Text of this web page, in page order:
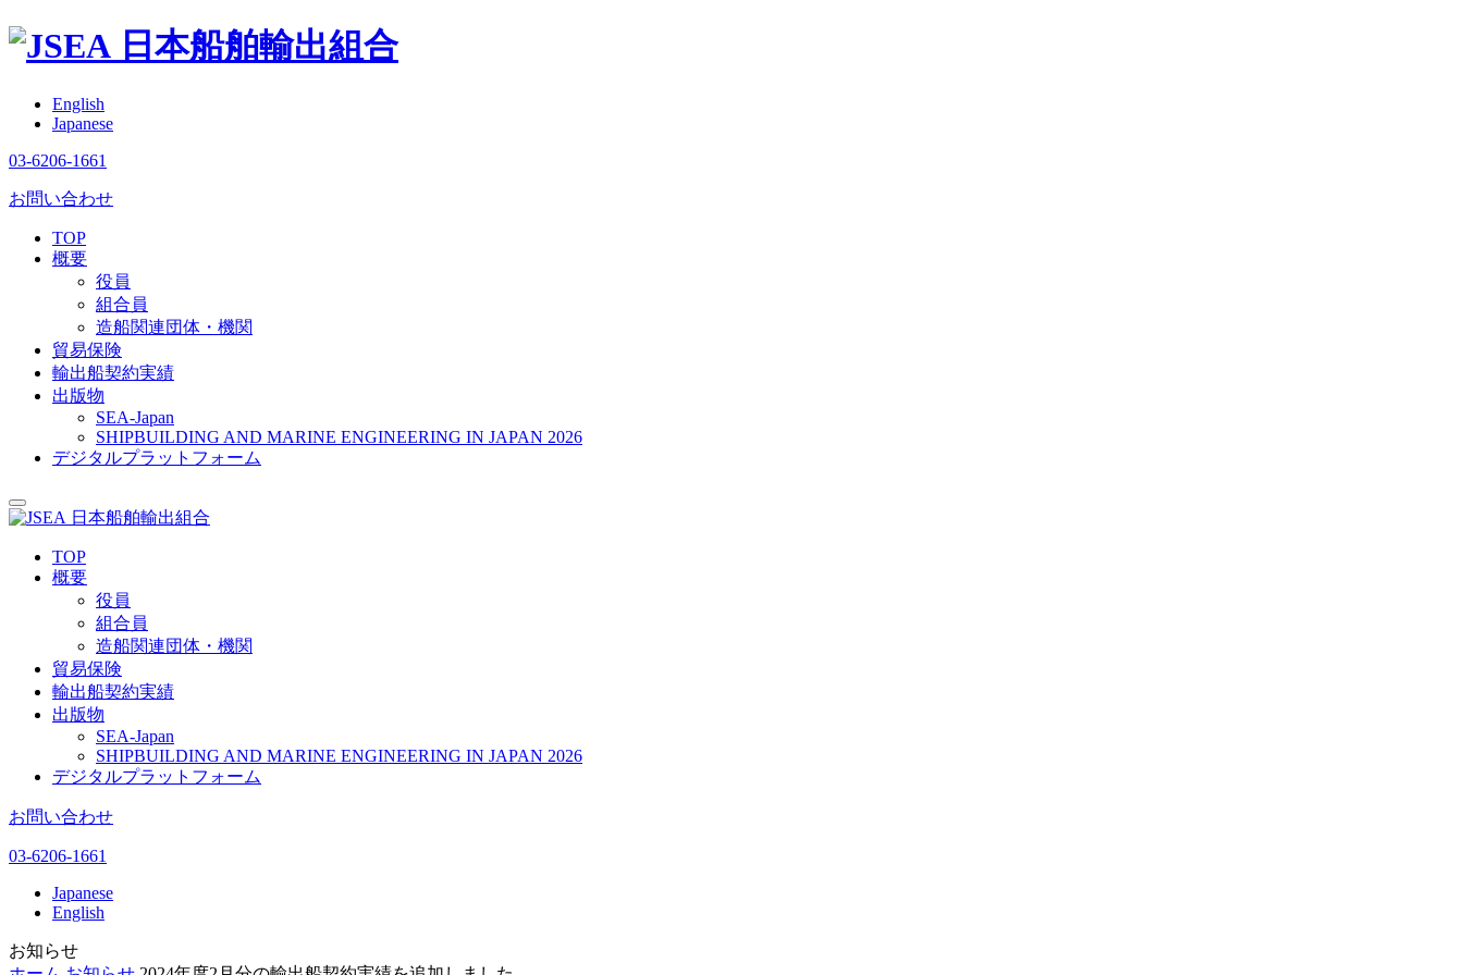
日本船舶輸出組合
English
Japanese
03-6206-1661
お問い合わせ
TOP
概要
役員
組合員
造船関連団体・機関
貿易保険
輸出船契約実績
出版物
SEA-Japan
SHIPBUILDING AND MARINE ENGINEERING IN JAPAN 2026
デジタルプラットフォーム
日本船舶輸出組合
TOP
概要
役員
組合員
造船関連団体・機関
貿易保険
輸出船契約実績
出版物
SEA-Japan
SHIPBUILDING AND MARINE ENGINEERING IN JAPAN 2026
デジタルプラットフォーム
お問い合わせ
03-6206-1661
Japanese
English
お知らせ